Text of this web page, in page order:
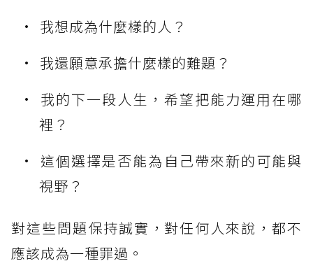
我想成為什麼樣的人？
我還願意承擔什麼樣的難題？
我的下一段人生，希望把能力運用在哪
裡？
這個選擇是否能為自己帶來新的可能與
視野？
對這些問題保持誠實，對任何人來說，都不
應該成為一種罪過。